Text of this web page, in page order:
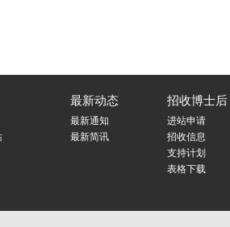
最新动态
最新通知
最新简讯
招收博士后
进站申请
招收信息
支持计划
表格下载